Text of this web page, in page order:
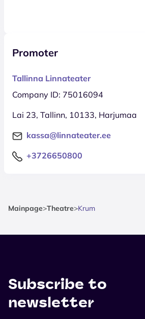
Promoter
Tallinna Linnateater
Company ID: 75016094
Lai 23, Tallinn, 10133, Harjumaa
kassa@linnateater.ee
+3726650800
Mainpage>Theatre>Krum
Subscribe to
newsletter